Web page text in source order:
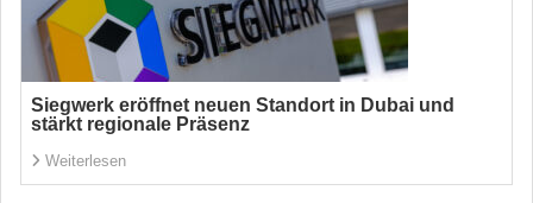
Siegwerk eröffnet neuen Standort in Dubai und
stärkt regionale Präsenz
Weiterlesen